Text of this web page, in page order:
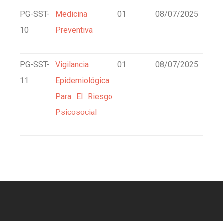
PG-SST-
10
Medicina
Preventiva
01 08/07/2025
PG-SST-
11
Vigilancia
Epidemiológica
Para El Riesgo
Psicosocial
01 08/07/2025